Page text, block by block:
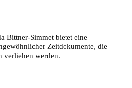
Bittner-Simmet bietet eine
Zeitdokumente, die
verliehen werden.